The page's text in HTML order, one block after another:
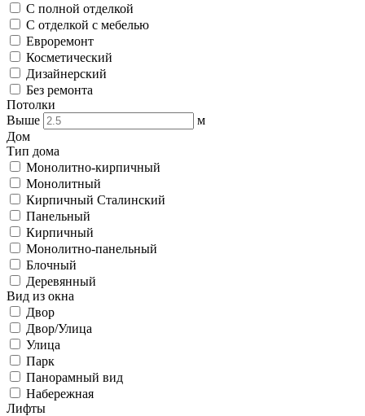
С полной отделкой
С отделкой с мебелью
Евроремонт
Косметический
Дизайнерский
Без ремонта
Потолки
Выше
м
Дом
Тип дома
Монолитно-кирпичный
Монолитный
Кирпичный Сталинский
Панельный
Кирпичный
Монолитно-панельный
Блочный
Деревянный
Вид из окна
Двор
Двор/Улица
Улица
Парк
Панорамный вид
Набережная
Лифты